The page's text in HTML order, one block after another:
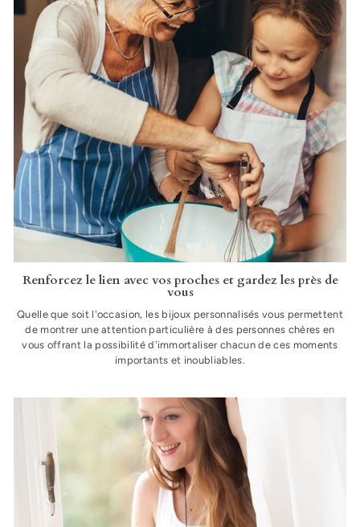
Renforcez le lien avec vos proches et gardez les près de
vous
Quelle que soit l'occasion, les bijoux personnalisés vous permettent
de montrer une attention particulière à des personnes chères en
vous offrant la possibilité d'immortaliser chacun de ces moments
importants et inoubliables.